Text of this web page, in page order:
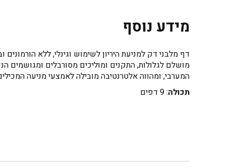
מידע נוסף
דף מלבני דק למניעת היריון לשימוש וגינלי, ללא
המערבי, ומהווה אלטרנטיבה מובילה לאמצעי מניעה
תכולה: 9 דפים